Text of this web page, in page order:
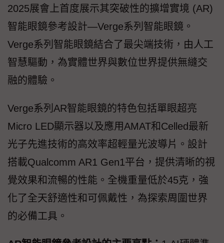
2025展會上首度展示其突破性的擴增實境 (AR)
智能眼鏡參考設計—Verge系列智能眼鏡。
Verge系列智能眼鏡結合了最尖端技術，由人工
智慧驅動，為實體世界與數位世界提供無縫交
融的體驗。
Verge系列AR智能眼鏡的特色包括單眼超亮
Micro LED顯示器以及應用AMAT和Celled最新
光子先進技術的高效率超輕量光波導片。設計
搭載Qualcomm AR1 Gen1平台，提供清晰的視
覺效果和流暢的性能。全機重量低於45克，強
化了全天舒適性和可佩戴性，為探索周圍世界
的必備工具。